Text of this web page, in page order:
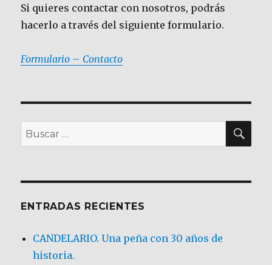
Si quieres contactar con nosotros, podrás
hacerlo a través del siguiente formulario.
Formulario – Contacto
Buscar
por:
ENTRADAS RECIENTES
CANDELARIO. Una peña con 30 años de
historia.